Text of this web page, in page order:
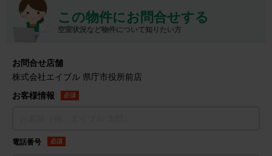
この物件にお問合せする
空室状況など物件について知りたい方
お問合せ店舗
株式会社エイブル 県庁市役所前店
お客様情報
必須
電話番号 必須